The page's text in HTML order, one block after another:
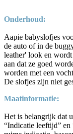
Onderhoud:
Aapie babyslofjes
de auto of in de
leather' look en
aan dat ze goed
worden met een
De slofjes zijn niet
Maatinformatie:
Het is belangrijk dat
“Indicatie leeftijd” en